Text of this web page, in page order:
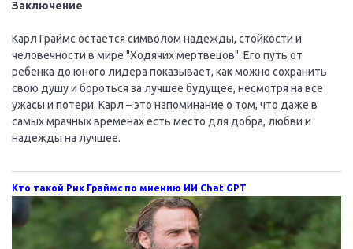
Заключение
Карл Граймс остается символом надежды, стойкости и
человечности в мире "Ходячих мертвецов". Его путь от
ребенка до юного лидера показывает, как можно сохранить
свою душу и бороться за лучшее будущее, несмотря на все
ужасы и потери. Карл – это напоминание о том, что даже в
самых мрачных временах есть место для добра, любви и
надежды на лучшее.
Кто такой Рик Граймс по мнению ИИ Chat GPT